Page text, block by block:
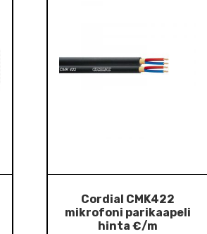
Cordial CMK422
mikrofoni parikaapeli
hinta €/m